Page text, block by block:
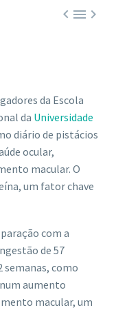

da Escola
da Universidade
diário de pistácios
ocular,
macular. O
um fator chave
com a
de 57
semanas, como
aumento
macular, um